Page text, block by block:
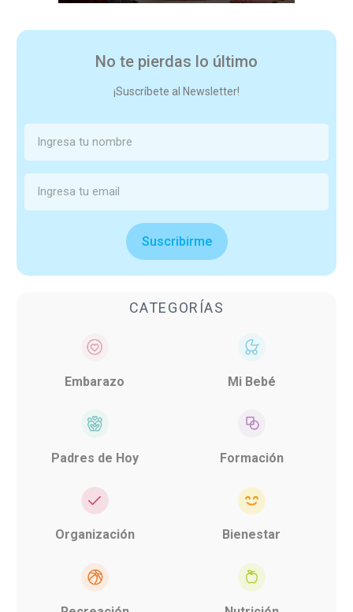
No te pierdas lo último
¡Suscríbete al Newsletter!
Suscribirme
CATEGORÍAS
Embarazo Mi Bebé
Padres de Hoy Formación
Organización Bienestar